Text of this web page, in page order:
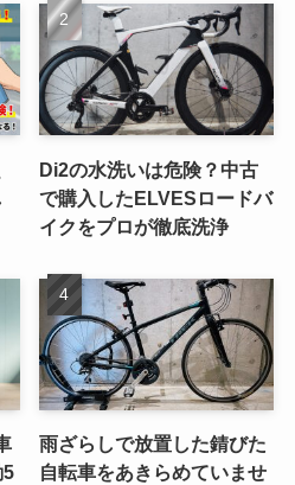
Di2の水洗いは危険？中古
で購入したELVESロードバ
イクをプロが徹底洗浄
5
雨ざらしで放置した錆びた
自転車をあきらめていませ